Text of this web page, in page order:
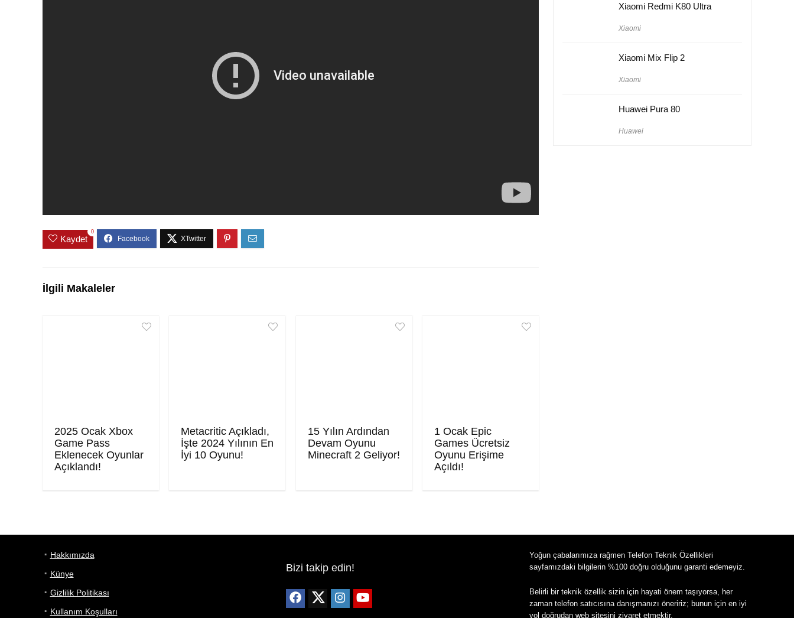
Kaydet
0
İlgili Makaleler
2025 Ocak Xbox
Game Pass
Eklenecek Oyunlar
Açıklandı!
Metacritic Açıkladı,
İşte 2024 Yılının En
İyi 10 Oyunu!
15 Yılın Ardından
Devam Oyunu
Minecraft 2 Geliyor!
1 Ocak Epic
Games Ücretsiz
Oyunu Erişime
Açıldı!
Xiaomi Redmi K80 Ultra
Xiaomi
Xiaomi Mix Flip 2
Xiaomi
Huawei Pura 80
Huawei
Hakkımızda
Künye
Gizlilik Politikası
Kullanım Koşulları
Bizi takip edin!
Yoğun çabalarımıza rağmen Telefon Teknik Özellikleri
sayfamızdaki bilgilerin %100 doğru olduğunu garanti edemeyiz.
Belirli bir teknik özellik sizin için hayati önem taşıyorsa, her
zaman telefon satıcısına danışmanızı öneririz; bunun için en iyi
yol doğrudan web sitesini ziyaret etmektir.